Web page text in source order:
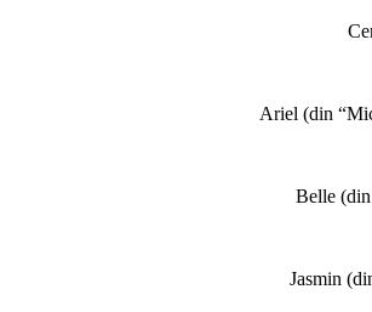
Ariel (din
Belle
Jasmin